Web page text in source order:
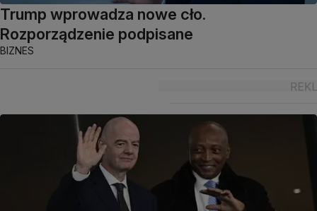
Trump wprowadza nowe cło.
Rozporządzenie podpisane
BIZNES